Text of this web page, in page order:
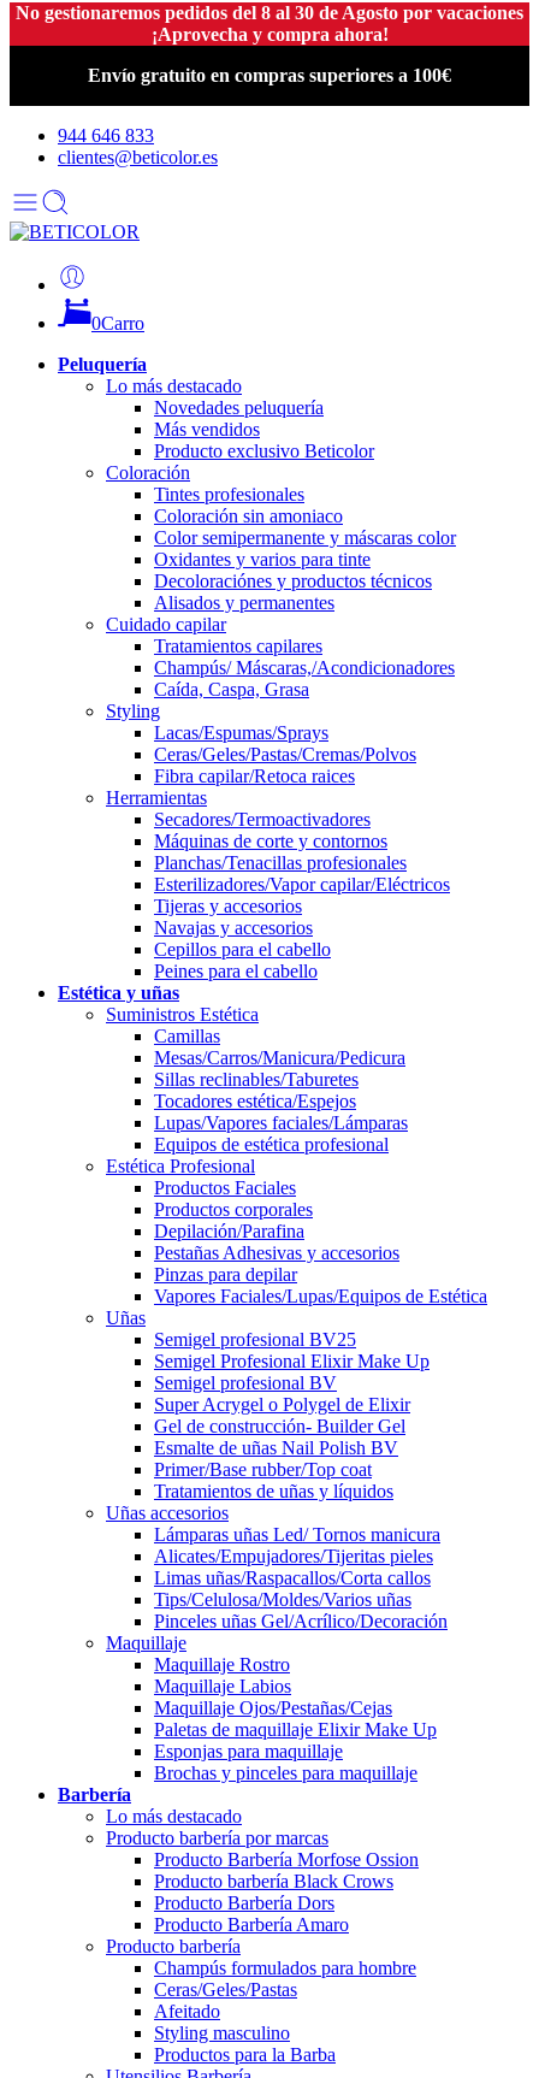
No gestionaremos pedidos del 8 al 30 de Agosto por vacaciones
¡Aprovecha y compra ahora!
Envío gratuito en compras superiores a 100€
944 646 833
clientes@beticolor.es
0Carro
Peluquería
Lo más destacado
Novedades peluquería
Más vendidos
Producto exclusivo Beticolor
Coloración
Tintes profesionales
Coloración sin amoniaco
Color semipermanente y máscaras color
Oxidantes y varios para tinte
Decoloraciónes y productos técnicos
Alisados y permanentes
Cuidado capilar
Tratamientos capilares
Champús/ Máscaras,/Acondicionadores
Caída, Caspa, Grasa
Styling
Lacas/Espumas/Sprays
Ceras/Geles/Pastas/Cremas/Polvos
Fibra capilar/Retoca raices
Herramientas
Secadores/Termoactivadores
Máquinas de corte y contornos
Planchas/Tenacillas profesionales
Esterilizadores/Vapor capilar/Eléctricos
Tijeras y accesorios
Navajas y accesorios
Cepillos para el cabello
Peines para el cabello
Estética y uñas
Suministros Estética
Camillas
Mesas/Carros/Manicura/Pedicura
Sillas reclinables/Taburetes
Tocadores estética/Espejos
Lupas/Vapores faciales/Lámparas
Equipos de estética profesional
Estética Profesional
Productos Faciales
Productos corporales
Depilación/Parafina
Pestañas Adhesivas y accesorios
Pinzas para depilar
Vapores Faciales/Lupas/Equipos de Estética
Uñas
Semigel profesional BV25
Semigel Profesional Elixir Make Up
Semigel profesional BV
Super Acrygel o Polygel de Elixir
Gel de construcción- Builder Gel
Esmalte de uñas Nail Polish BV
Primer/Base rubber/Top coat
Tratamientos de uñas y líquidos
Uñas accesorios
Lámparas uñas Led/ Tornos manicura
Alicates/Empujadores/Tijeritas pieles
Limas uñas/Raspacallos/Corta callos
Tips/Celulosa/Moldes/Varios uñas
Pinceles uñas Gel/Acrílico/Decoración
Maquillaje
Maquillaje Rostro
Maquillaje Labios
Maquillaje Ojos/Pestañas/Cejas
Paletas de maquillaje Elixir Make Up
Esponjas para maquillaje
Brochas y pinceles para maquillaje
Barbería
Lo más destacado
Producto barbería por marcas
Producto Barbería Morfose Ossion
Producto barbería Black Crows
Producto Barbería Dors
Producto Barbería Amaro
Producto barbería
Champús formulados para hombre
Ceras/Geles/Pastas
Afeitado
Styling masculino
Productos para la Barba